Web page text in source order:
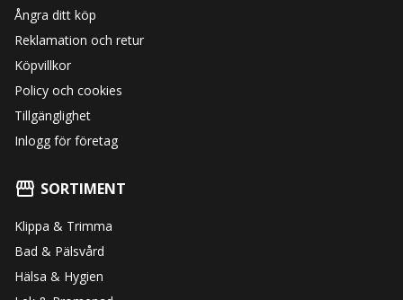
Ångra ditt köp
Reklamation och retur
Köpvillkor
Policy och cookies
Tillgänglighet
Inlogg för företag
SORTIMENT
Klippa & Trimma
Bad & Pälsvård
Hälsa & Hygien